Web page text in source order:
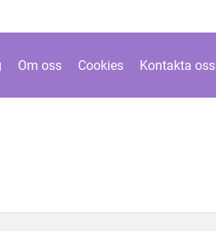
Om oss Cookies Kontakta oss